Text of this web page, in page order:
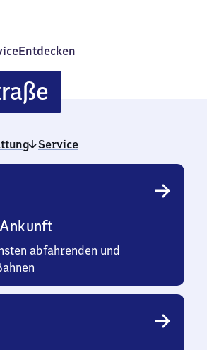
Entdecken
Holstenstraße
Service
abfahrenden und